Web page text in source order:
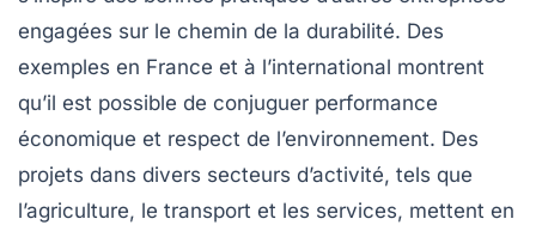
engagées sur le chemin de la durabilité. Des
exemples en France et à l’international montrent
qu’il est possible de conjuguer performance
économique et respect de l’environnement. Des
projets dans divers secteurs d’activité, tels que
l’agriculture, le transport et les services, mettent en